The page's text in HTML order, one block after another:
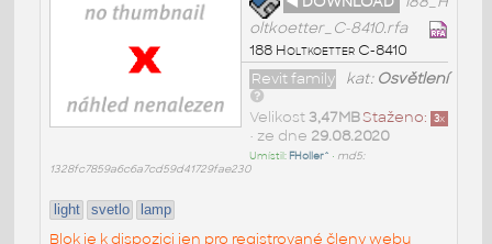
oltkoetter_C-8410.rfa
188 Holtkoetter C-8410
kat: Osvětlení
Revit family
Staženo: 3x
Velikost3,47MB
• ze dne 29.08.2020
Umístil: FHoller^ • md5:
1328fc7859a6c6a7cd59d41729fae230
light svetlo lamp
Blok je k dispozici jen pro registrované členy webu